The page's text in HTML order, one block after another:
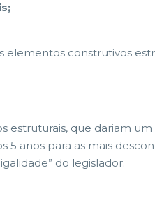
elementos construtivos
estruturais, que dariam
5 anos para as mais
do legislador.